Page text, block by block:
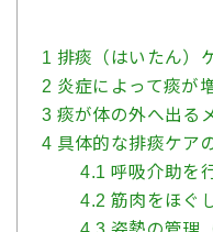
1 排痰（はいたん）
2 炎症によって痰が
3 痰が体の外へ出る
4 具体的な排痰ケア
4.1 呼吸介助を
4.2 筋肉をほぐ